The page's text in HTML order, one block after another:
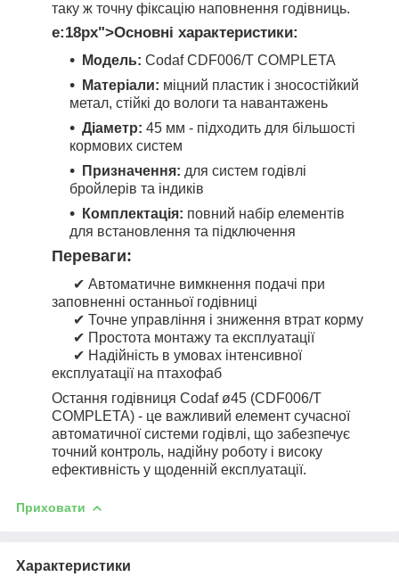
таку ж точну фіксацію наповнення годівниць.
e:18px">Основні характеристики:
Модель: Codaf CDF006/T COMPLETA
Матеріали: міцний пластик і зносостійкий
метал, стійкі до вологи та навантажень
Діаметр: 45 мм - підходить для більшості
кормових систем
Призначення: для систем годівлі
бройлерів та індиків
Комплектація: повний набір елементів
для встановлення та підключення
Переваги:
✔ Автоматичне вимкнення подачі при
заповненні останньої годівниці
✔ Точне управління і зниження втрат корму
✔ Простота монтажу та експлуатації
✔ Надійність в умовах інтенсивної
експлуатації на птахофаб
Остання годівниця Codaf ø45 (CDF006/T
COMPLETA) - це важливий елемент сучасної
автоматичної системи годівлі, що забезпечує
точний контроль, надійну роботу і високу
ефективність у щоденній експлуатації.
Приховати
Характеристики